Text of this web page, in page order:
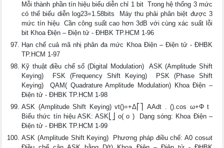
Mỗi thành phần tín hiệu biểu diễn chỉ 1 bit  Trong hệ thống 3 mức
có thể biểu diễn log23=1.58bits  Máy thu phải phân biệt được 3
mức tín hiệu  Cần công suất cao hơn 3dB với cùng xác suất lỗi
bit Khoa Điện – Điện tử - ĐHBK TP.HCM 1-96
Hạn chế cuả mã nhị phân đa mức Khoa Điện – Điện tử - ĐHBK
TP.HCM 1-97
Kỹ thuật điều chế số (Digital Modulation)  ASK (Amplitude Shift
Keying)  FSK (Frequency Shift Keying)  PSK (Phase Shift
Keying)  QAM( Quadrature Amplitude Modulation) Khoa Điện –
Điện tử - ĐHBK TP.HCM 1-98
ASK (Amplitude Shift Keying) vt()=+Δ⎡⎤ AAdt . ().cos ω+Φ t 
Biểu thức tín hiệu ASK: ASK⎣⎦ o( o )  Dạng sóng: Khoa Điện –
Điện tử - ĐHBK TP.HCM 1-99
ASK (Amplitude Shift Keying)  Phương pháp điều chế: A0 cosωt